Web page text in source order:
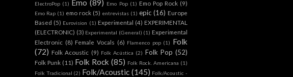
ElectroPop (1) Emo (89) Emo Pop (1) Emo Pop Rock (9)
Emo Rap (1) emo rock (5) entrevistas (1) epic (16) Europe
Based (5) Eurovision (1) Experimental (4) EXPERIMENTAL
(ELECTRONIC) (3) Experimental (General) (1) Experimental
Electronic (8) Female Vocals (6) Flamenco pop (1) Folk
(72) Folk Acoustic (9) Folk Acústica (2) Folk Pop (52)
Folk Punk (11) Folk Rock (85) Folk Rock. Americana (1)
Folk Tradicional (2) Folk/Acoustic (145) Folk/Acoustic -